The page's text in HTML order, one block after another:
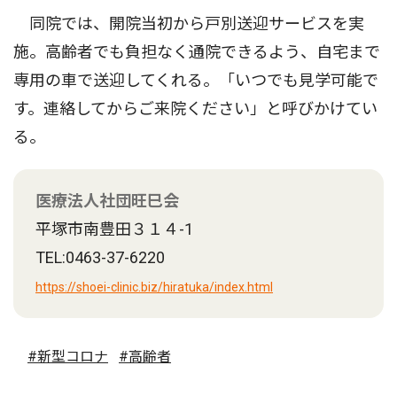
同院では、開院当初から戸別送迎サービスを実
施。高齢者でも負担なく通院できるよう、自宅まで
専用の車で送迎してくれる。「いつでも見学可能で
す。連絡してからご来院ください」と呼びかけてい
る。
医療法人社団旺巳会
平塚市南豊田３１４-1
TEL:0463-37-6220
https://shoei-clinic.biz/hiratuka/index.html
#新型コロナ #高齢者